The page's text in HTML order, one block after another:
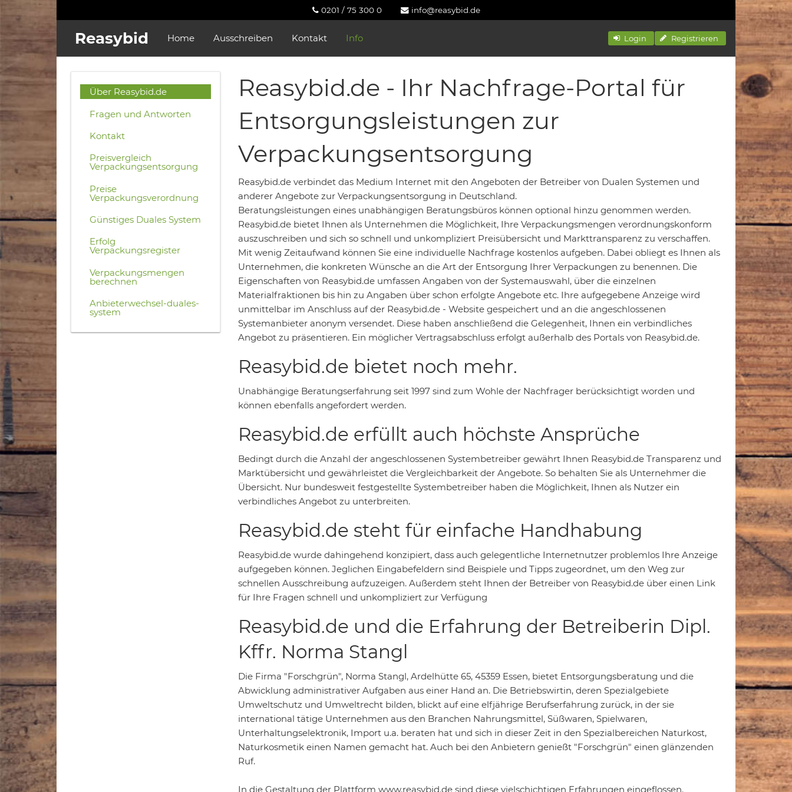
0201 / 75 300 0 info@reasybid.de
Reasybid Home Ausschreiben Kontakt Info Login Registrieren
Über Reasybid.de
Fragen und Antworten
Kontakt
Preisvergleich
Verpackungsentsorgung
Preise
Verpackungsverordnung
Günstiges Duales System
Erfolg
Verpackungsregister
Verpackungsmengen
berechnen
Anbieterwechsel-duales-
system
Reasybid.de - Ihr Nachfrage-Portal für
Entsorgungsleistungen zur
Verpackungsentsorgung
Reasybid.de verbindet das Medium Internet mit den Angeboten der Betreiber von Dualen Systemen und
anderer Angebote zur Verpackungsentsorgung in Deutschland.
Beratungsleistungen eines unabhängigen Beratungsbüros können optional hinzu genommen werden.
Reasybid.de bietet Ihnen als Unternehmen die Möglichkeit, Ihre Verpackungsmengen verordnungskonform
auszuschreiben und sich so schnell und unkompliziert Preisübersicht und Markttransparenz zu verschaffen.
Mit wenig Zeitaufwand können Sie eine individuelle Nachfrage kostenlos aufgeben. Dabei obliegt es Ihnen als
Unternehmen, die konkreten Wünsche an die Art der Entsorgung Ihrer Verpackungen zu benennen. Die
Eigenschaften von Reasybid.de umfassen Angaben von der Systemauswahl, über die einzelnen
Materialfraktionen bis hin zu Angaben über schon erfolgte Angebote etc. Ihre aufgegebene Anzeige wird
unmittelbar im Anschluss auf der Reasybid.de - Website gespeichert und an die angeschlossenen
Systemanbieter anonym versendet. Diese haben anschließend die Gelegenheit, Ihnen ein verbindliches
Angebot zu präsentieren. Ein möglicher Vertragsabschluss erfolgt außerhalb des Portals von Reasybid.de.
Reasybid.de bietet noch mehr.
Unabhängige Beratungserfahrung seit 1997 sind zum Wohle der Nachfrager berücksichtigt worden und
können ebenfalls angefordert werden.
Reasybid.de erfüllt auch höchste Ansprüche
Bedingt durch die Anzahl der angeschlossenen Systembetreiber gewährt Ihnen Reasybid.de Transparenz und
Marktübersicht und gewährleistet die Vergleichbarkeit der Angebote. So behalten Sie als Unternehmer die
Übersicht. Nur bundesweit festgestellte Systembetreiber haben die Möglichkeit, Ihnen als Nutzer ein
verbindliches Angebot zu unterbreiten.
Reasybid.de steht für einfache Handhabung
Reasybid.de wurde dahingehend konzipiert, dass auch gelegentliche Internetnutzer problemlos Ihre Anzeige
aufgegeben können. Jeglichen Eingabefeldern sind Beispiele und Tipps zugeordnet, um den Weg zur
schnellen Ausschreibung aufzuzeigen. Außerdem steht Ihnen der Betreiber von Reasybid.de über einen Link
für Ihre Fragen schnell und unkompliziert zur Verfügung
Reasybid.de und die Erfahrung der Betreiberin Dipl.
Kffr. Norma Stangl
Die Firma "Forschgrün", Norma Stangl, Ardelhütte 65, 45359 Essen, bietet Entsorgungsberatung und die
Abwicklung administrativer Aufgaben aus einer Hand an. Die Betriebswirtin, deren Spezialgebiete
Umweltschutz und Umweltrecht bilden, blickt auf eine elfjährige Berufserfahrung zurück, in der sie
international tätige Unternehmen aus den Branchen Nahrungsmittel, Süßwaren, Spielwaren,
Unterhaltungselektronik, Import u.a. beraten hat und sich in dieser Zeit in den Spezialbereichen Naturkost,
Naturkosmetik einen Namen gemacht hat. Auch bei den Anbietern genießt "Forschgrün" einen glänzenden
Ruf.
In die Gestaltung der Plattform www.reasybid.de sind diese vielschichtigen Erfahrungen eingeflossen.